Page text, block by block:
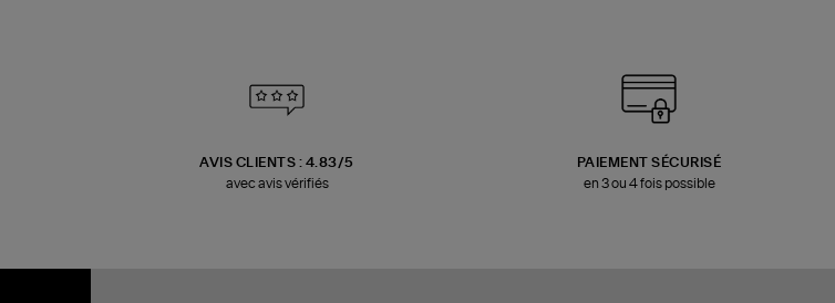
AVIS CLIENTS : 4.83/5
avec avis vérifiés
PAIEMENT SÉCURISÉ
en 3 ou 4 fois possible